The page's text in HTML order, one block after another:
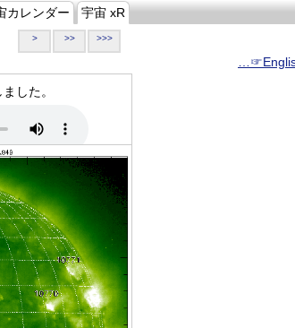
カレンダー 宇宙 xR
> >> >>>
した。